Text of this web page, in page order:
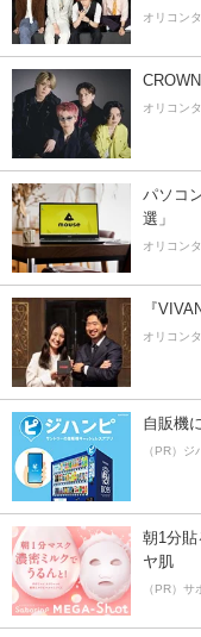
オリコン
オリコン
パソコ
選」
オリコン
『
オリコン
自販機
（PR）ジ
朝1分
ヤ肌
（PR）サ